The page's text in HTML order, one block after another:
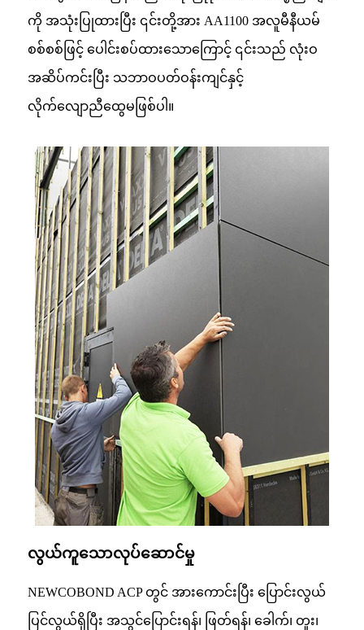
ကို အသုံးပြုထားပြီး ၎င်းတို့အား AA1100 အလူမီနီယမ်
စစ်စစ်ဖြင့် ပေါင်းစပ်ထားသောကြောင့် ၎င်းသည် လုံးဝ
အဆိပ်ကင်းပြီး သဘာဝပတ်ဝန်းကျင်နှင့်
လိုက်လျောညီထွေမဖြစ်ပါ။
လွယ်ကူသောလုပ်ဆောင်မှု
NEWCOBOND ACP တွင် အားကောင်းပြီး ပြောင်းလွယ်
ပြင်လွယ်ရှိပြီး အသွင်ပြောင်းရန်၊ ဖြတ်ရန်၊ ခေါက်၊ တူး၊